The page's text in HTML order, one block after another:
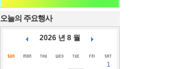
오늘의 주요행사
2026 년 8 월
1